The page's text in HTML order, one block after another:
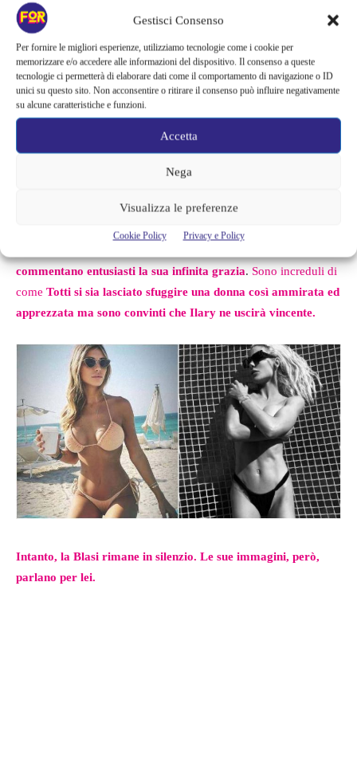
Gestisci Consenso
Per fornire le migliori esperienze, utilizziamo tecnologie come i cookie per
memorizzare e/o accedere alle informazioni del dispositivo. Il consenso a queste
tecnologie ci permetterà di elaborare dati come il comportamento di navigazione o ID
unici su questo sito. Non acconsentire o ritirare il consenso può influire negativamente
su alcune caratteristiche e funzioni.
Accetta
Nega
Visualizza le preferenze
Cookie Policy Privacy e Policy
donna si mostra in topless distesa sulle piastrelle di una piscina.
Ilary copre il seno mentre guarda lontano dall’obbiettivo
indiscreto della telecamera.
La foto è incredibilmente sexy ma mantiene quell’allure artistica
a cui la donna ha abituato i suoi fan.
ammiratori non possono fare a meno che notare dei dettagli
Gli utenti hanno, infatti, constatato l’incredibile somiglianza con
alcune foto rubate di Noemi e come le due siano, in realtà, molto
commentano entusiasti la sua infinita grazia. Sono increduli di
come Totti si sia lasciato sfuggire una donna così ammirata ed
apprezzata ma sono convinti che Ilary ne uscirà vincente.
Intanto, la Blasi rimane in silenzio. Le sue immagini, però,
parlano per lei.